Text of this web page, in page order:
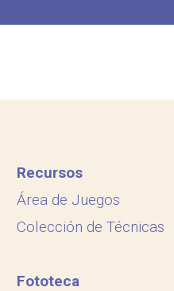
Recursos
Área de Juegos
Colección de Técnicas
Fototeca